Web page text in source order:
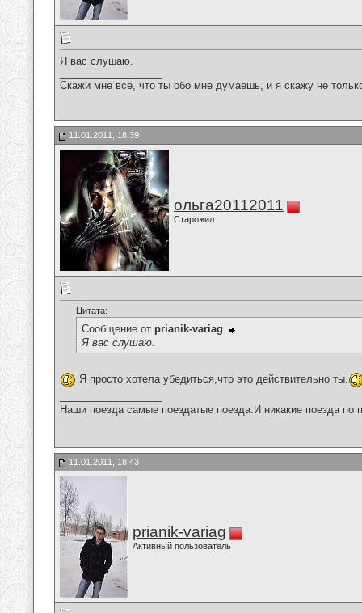
Я вас слушаю.
Скажи мне всё, что ты обо мне думаешь, и я скажу не
11.01.2011, 18:39
ольга20112011
Старожил
Цитата:
Сообщение от prianik-variag
Я вас слушаю.
Я просто хотела убедиться,что это действительно ты.
Наши поезда самые поездатые поезда.И никакие поезда по
11.01.2011, 18:43
prianik-variag
Активный пользователь